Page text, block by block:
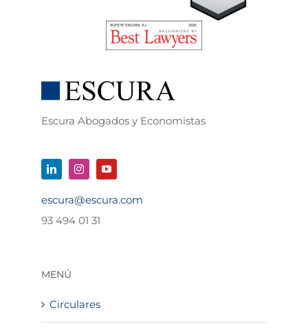
Escura Abogados y Economistas
escura@escura.com
93 494 01 31
MENÚ
Circulares